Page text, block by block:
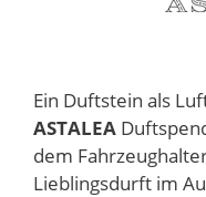
Ein Duftstein als
ASTALEA
dem
Lieblingsdurft im